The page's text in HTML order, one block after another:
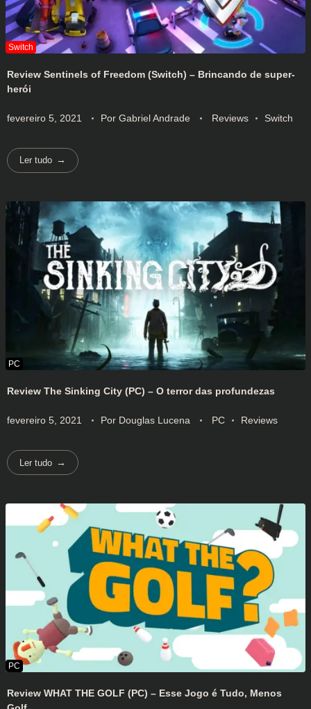
Review Sentinels of Freedom (Switch) – Brincando de super-
herói
fevereiro 5, 2021 Por Gabriel Andrade Reviews Switch
Ler tudo
Review The Sinking City (PC) – O terror das profundezas
fevereiro 5, 2021 Por Douglas Lucena PC Reviews
Ler tudo
Review WHAT THE GOLF (PC) – Esse Jogo é Tudo, Menos